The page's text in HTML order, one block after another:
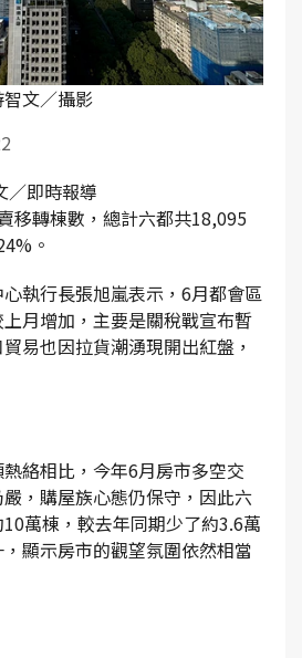
文／攝影
／即時報導
移轉棟數，總計六都共18,095
。
執行長張旭嵐表示，6月都會區
月增加，主要是關稅戰宣布暫
易也因拉貨潮湧現開出紅盤，
絡相比，今年6月房市多空交
，購屋族心態仍保守，因此六
萬棟，較去年同期少了約3.6萬
顯示房市的觀望氛圍依然相當